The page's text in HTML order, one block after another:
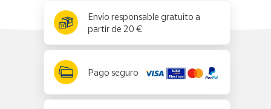
Envío responsable gratuito a
partir de 20 €
Pago seguro